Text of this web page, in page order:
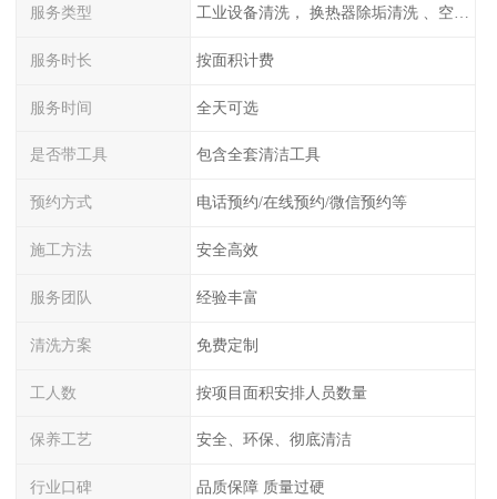
服务类型 工业设备清洗， 换热器除垢清洗 、空调清洗等
服务时长 按面积计费
服务时间 全天可选
是否带工具 包含全套清洁工具
预约方式 电话预约/在线预约/微信预约等
施工方法 安全高效
服务团队 经验丰富
清洗方案 免费定制
工人数 按项目面积安排人员数量
保养工艺 安全、环保、彻底清洁
行业口碑 品质保障 质量过硬